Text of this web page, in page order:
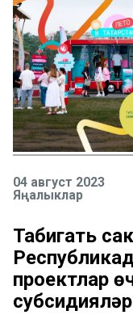
04 август 2023
Яңалыклар
Табигать
проектлар